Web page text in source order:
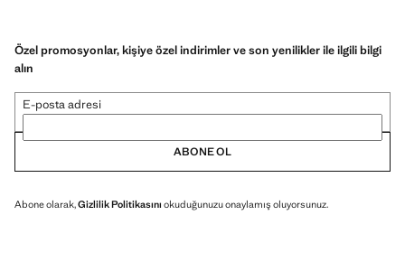
Özel promosyonlar, kişiye özel indirimler ve son yenilikler ile ilgili bilgi
alın
E-posta adresi
ABONE OL
Abone olarak,Gizlilik Politikasını okuduğunuzu onaylamış oluyorsunuz.